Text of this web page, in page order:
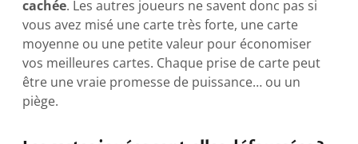
cachée. Les autres joueurs ne savent donc pas si
vous avez misé une carte très forte, une carte
moyenne ou une petite valeur pour économiser
vos meilleures cartes. Chaque prise de carte peut
être une vraie promesse de puissance… ou un
piège.